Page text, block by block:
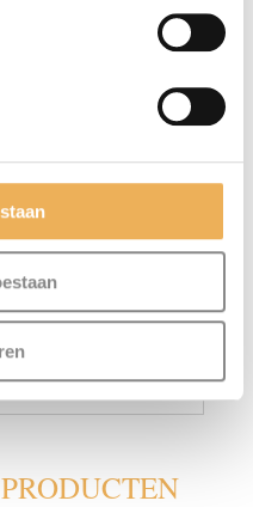
keer wanneer